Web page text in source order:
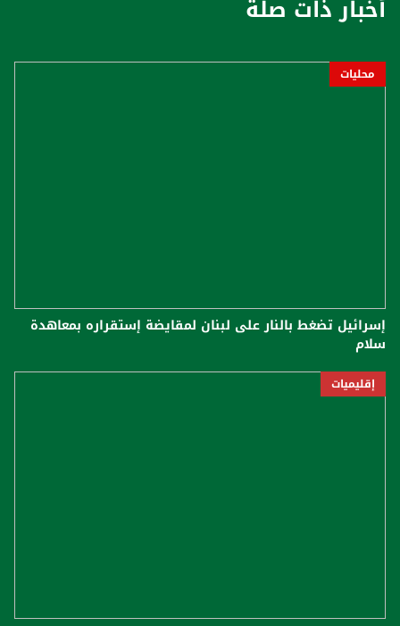
أخبار ذات صلة
محليات
إسرائيل تضغط بالنار على لبنان لمقايضة إستقراره بمعاهدة
سلام
إقليميات